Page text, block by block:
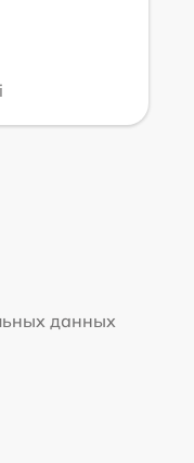
данных